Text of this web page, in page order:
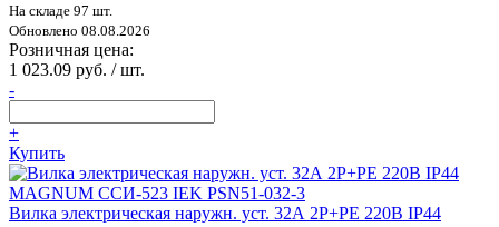
На складе 97 шт.
Обновлено 08.08.2026
Розничная цена:
1 023.09 руб. / шт.
-
+
Купить
Вилка электрическая наружн. уст. 32А 2P+PE 220В IP44